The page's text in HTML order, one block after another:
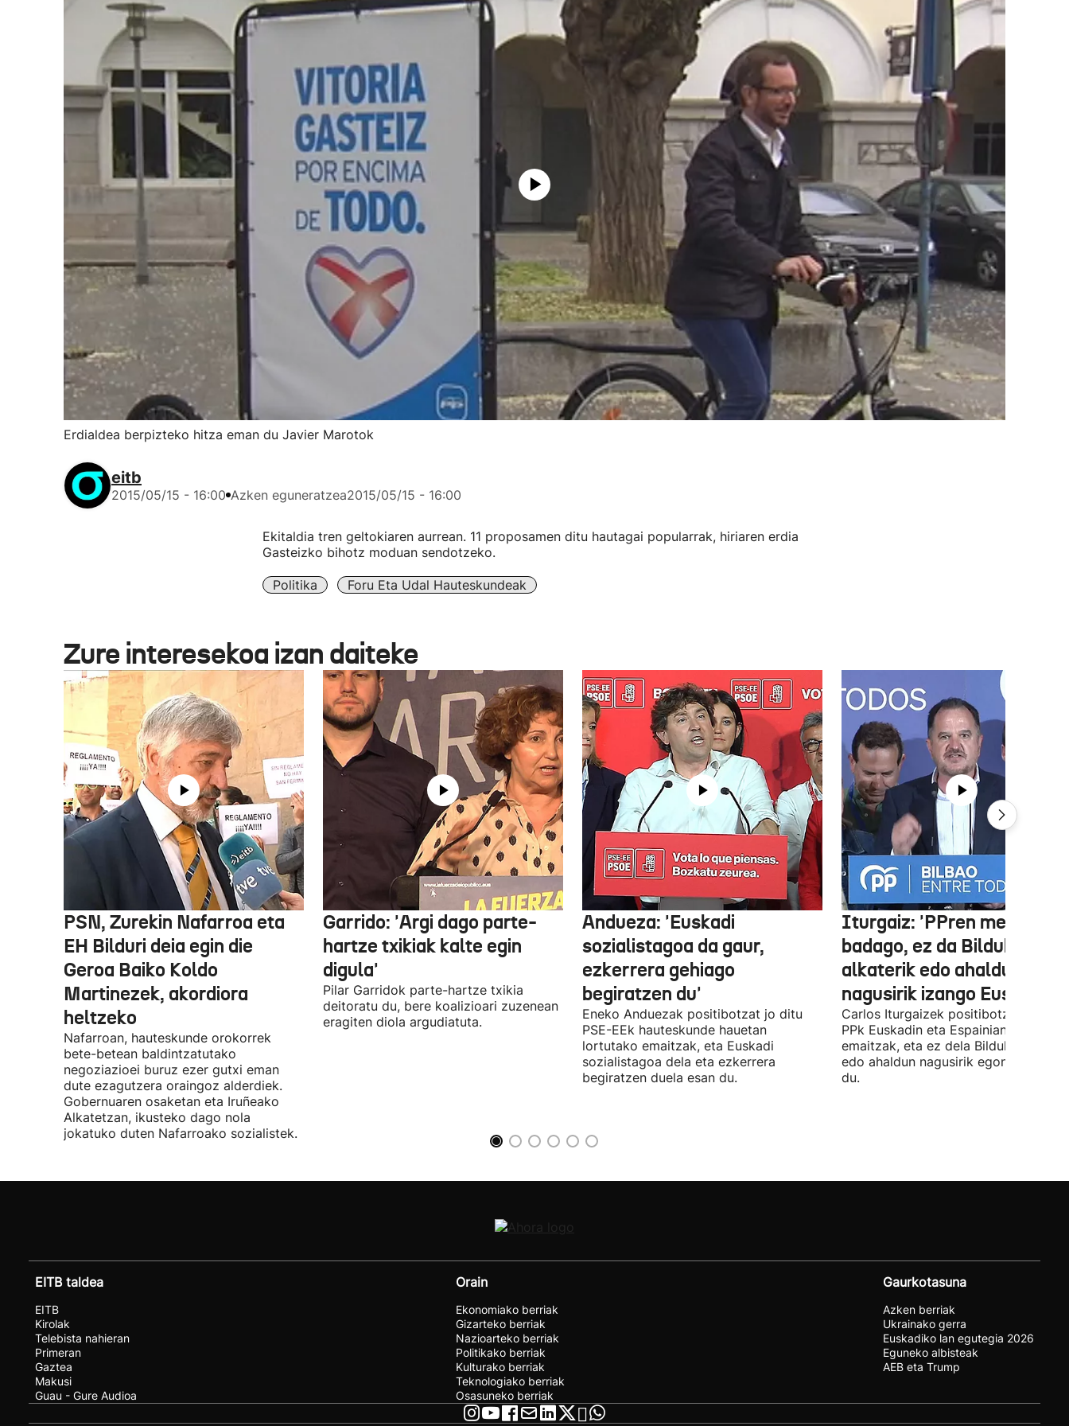
Erdialdea berpizteko hitza eman du Javier Marotok
eitb
2015/05/15 - 16:00 Azken eguneratzea2015/05/15 - 16:00
Ekitaldia tren geltokiaren aurrean. 11 proposamen ditu hautagai popularrak, hiriaren erdia
Gasteizko bihotz moduan sendotzeko.
Politika Foru Eta Udal Hauteskundeak
Zure interesekoa izan daiteke
PSN, Zurekin Nafarroa eta
EH Bilduri deia egin die
Geroa Baiko Koldo
Martinezek, akordiora
heltzeko
Nafarroan, hauteskunde orokorrek
bete-betean baldintzatutako
negoziazioei buruz ezer gutxi eman
dute ezagutzera oraingoz alderdiek.
Gobernuaren osaketan eta Iruñeako
Alkatetzan, ikusteko dago nola
jokatuko duten Nafarroako sozialistek.
Garrido: 'Argi dago parte-
hartze txikiak kalte egin
digula'
Pilar Garridok parte-hartze txikia
deitoratu du, bere koalizioari zuzenean
eragiten diola argudiatuta.
Andueza: 'Euskadi
sozialistagoa da gaur,
ezkerrera gehiago
begiratzen du'
Eneko Anduezak positibotzat jo ditu
PSE-EEk hauteskunde hauetan
lortutako emaitzak, eta Euskadi
sozialistagoa dela eta ezkerrera
begiratzen duela esan du.
Iturgaiz: 'PPren menpe
badago, ez da Bilduko
alkaterik edo ahaldun
nagusirik izango Euskadin'
Carlos Iturgaizek positibotzat jo ditu
PPk Euskadin eta Espainian lortutako
emaitzak, eta ez dela Bilduko
edo ahaldun nagusirik egongo
du.
EITB taldea
EITB
Kirolak
Telebista nahieran
Primeran
Gaztea
Makusi
Guau - Gure Audioa
Orain
Ekonomiako berriak
Gizarteko berriak
Nazioarteko berriak
Politikako berriak
Kulturako berriak
Teknologiako berriak
Osasuneko berriak
Gaurkotasuna
Azken berriak
Ukrainako gerra
Euskadiko lan egutegia 2026
Eguneko albisteak
AEB eta Trump